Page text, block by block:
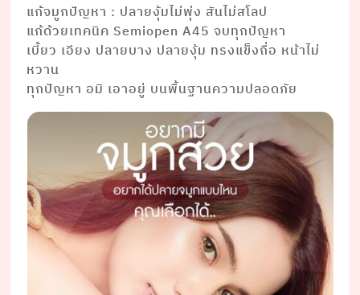
แก้จมูกปัญหา : ปลายงุ้มไม่พุ่ง สันไม่สโลป
แก้ด้วยเทคนิค Semiopen A45 จบทุกปัญหา
เบี้ยว เอียง ปลายบาง ปลายงุ้ม ทรงแข็งถื่อ หน้าไม่
หวาน
ทุกปัญหา อมิ เอาอยู่ บนพื้นฐานความปลอดภัย